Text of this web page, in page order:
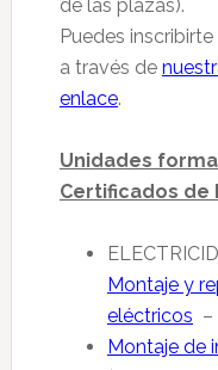
de las plazas).
Puedes
a través de
enlace.
Unidades
Certificados de
Montaje y
eléctricos
Montaje de